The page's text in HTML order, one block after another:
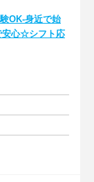
OK-身近で始
安心☆シフト応